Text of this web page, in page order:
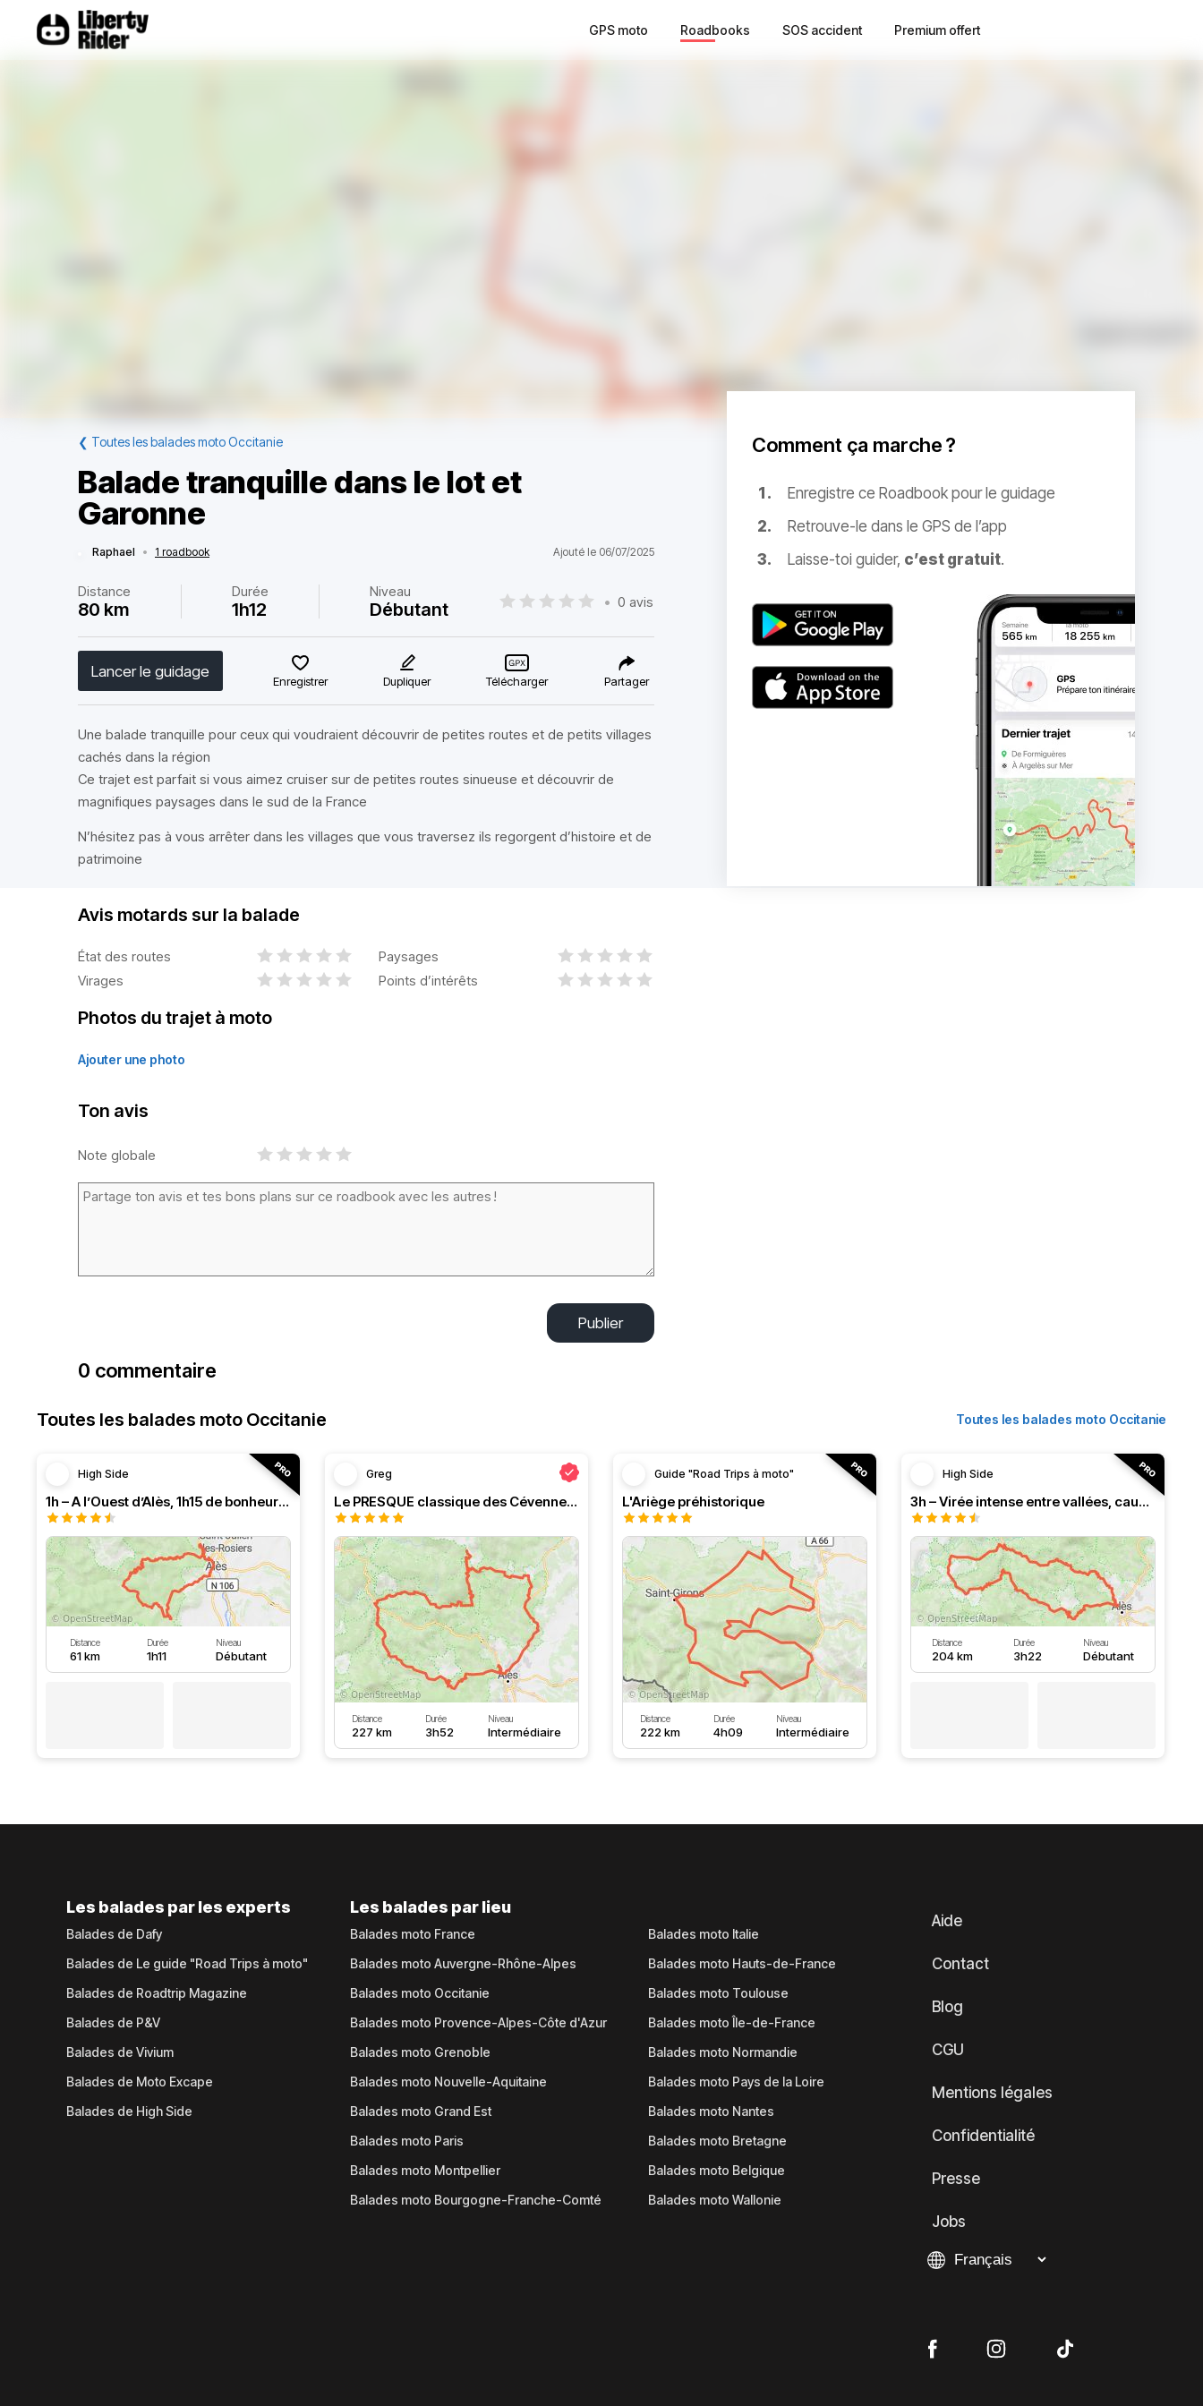
GPS moto Roadbooks SOS accident Premium offert
❮ Toutes les balades moto Occitanie
Balade tranquille dans le lot et
Garonne
Raphael • 1 roadbook Ajouté le 06/07/2025
Distance
80 km
Durée
1h12
Niveau
Débutant • 0 avis
Lancer le guidage
Enregistrer Dupliquer Télécharger Partager
Une balade tranquille pour ceux qui voudraient découvrir de petites routes et de petits villages
cachés dans la région
Ce trajet est parfait si vous aimez cruiser sur de petites routes sinueuse et découvrir de
magnifiques paysages dans le sud de la France
N’hésitez pas à vous arrêter dans les villages que vous traversez ils regorgent d’histoire et de
patrimoine
Comment ça marche ?
Enregistre ce Roadbook pour le guidage
Retrouve-le dans le GPS de l’app
Laisse-toi guider, c’est gratuit.
Avis motards sur la balade
État des routes
Paysages
Virages
Points d’intérêts
Photos du trajet à moto
Ajouter une photo
Ton avis
Note globale
Publier
0 commentaire
Toutes les balades moto Occitanie Toutes les balades moto Occitanie
High Side
1h – A l’Ouest d’Alès, 1h15 de bonheur (HSRF23)
Distance
61 km
Durée
1h11
Niveau
Débutant
Greg
Le PRESQUE classique des Cévennes par Greg
Distance
227 km
Durée
3h52
Niveau
Intermédiaire
Guide "Road Trips à moto"
L'Ariège préhistorique
Distance
222 km
Durée
4h09
Niveau
Intermédiaire
High Side
3h – Virée intense entre vallées, causses et monts (HSRF24)
Distance
204 km
Durée
3h22
Niveau
Débutant
Les balades par les experts
Balades de Dafy
Balades de Le guide "Road Trips à moto"
Balades de Roadtrip Magazine
Balades de P&V
Balades de Vivium
Balades de Moto Excape
Balades de High Side
Les balades par lieu
Balades moto France
Balades moto Auvergne-Rhône-Alpes
Balades moto Occitanie
Balades moto Provence-Alpes-Côte d'Azur
Balades moto Grenoble
Balades moto Nouvelle-Aquitaine
Balades moto Grand Est
Balades moto Paris
Balades moto Montpellier
Balades moto Bourgogne-Franche-Comté
Balades moto Italie
Balades moto Hauts-de-France
Balades moto Toulouse
Balades moto Île-de-France
Balades moto Normandie
Balades moto Pays de la Loire
Balades moto Nantes
Balades moto Bretagne
Balades moto Belgique
Balades moto Wallonie
Aide
Contact
Blog
CGU
Mentions légales
Confidentialité
Presse
Jobs